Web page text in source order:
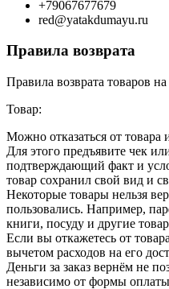
+79067677679
red@yatakdumayu.ru
Правила возврата
Правила возврата товаров
Товар:
Можно отказаться от товара
Для этого предъявите чек
подтверждающий факт и
товар сохранил свой вид и
Некоторые товары нельзя
пользовались. Например,
книги, посуду и другие
Если вы откажетесь от
вычетом расходов на его
Деньги за заказ вернём не
независимо от формы